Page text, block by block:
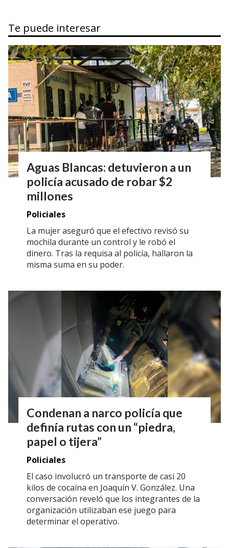
Te puede interesar
Aguas Blancas: detuvieron a un
policía acusado de robar $2
millones
Policiales
La mujer aseguró que el efectivo revisó su
mochila durante un control y le robó el
dinero. Tras la requisa al policía, hallaron la
misma suma en su poder.
Condenan a narco policía que
definía rutas con un “piedra,
papel o tijera”
Policiales
El caso involucró un transporte de casi 20
kilos de cocaína en Joaquín V. González. Una
conversación reveló que los integrantes de la
organización utilizaban ese juego para
determinar el operativo.